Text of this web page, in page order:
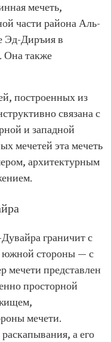
мечеть,
части района Аль-
Эд-Диръия в
Она также
построенных из
связана с
и западной
мечетей эта мечеть
архитектурным
граничит с
южной стороны — с
мечети представлен
просторной
мечети.
а его